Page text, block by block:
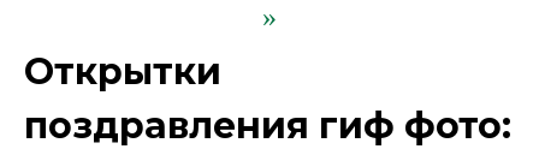
»
Открытки
поздравления гиф фото: